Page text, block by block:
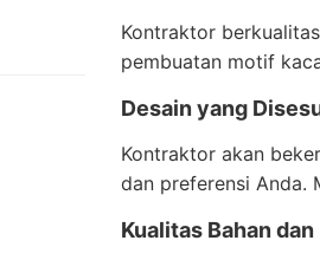
Kontraktor
pembuatan motif
Desain yang
Kontraktor akan
dan preferensi Anda.
Kualitas Bahan